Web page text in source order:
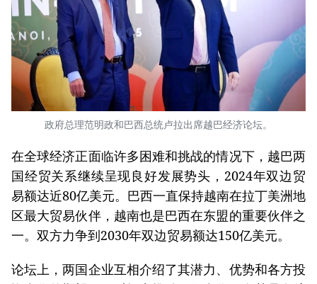
政府总理范明政和巴西总统卢拉出席越巴经济论坛。
在全球经济正面临许多困难和挑战的情况下，越巴两
国经贸关系继续呈现良好发展势头，2024年双边贸
易额达近80亿美元。巴西一直保持越南在拉丁美洲地
区最大贸易伙伴，越南也是巴西在东盟的重要伙伴之
一。双方力争到2030年双边贸易额达150亿美元。
论坛上，两国企业互相介绍了其潜力、优势和各方投